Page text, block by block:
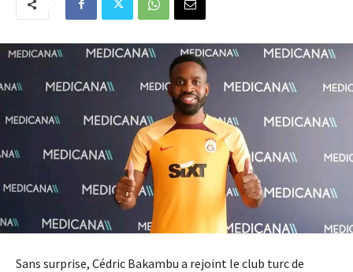
Sans surprise, Cédric Bakambu a rejoint le club turc de